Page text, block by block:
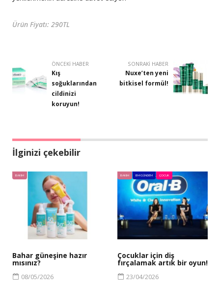
Ürün Fiyatı: 290TL
ÖNCEKI HABER
Kış
soğuklarından
cildinizi
koruyun!
SONRAKI HABER
Nuxe’ten yeni
bitkisel formül!
İlginizi çekebilir
BAKIM
Bahar güneşine hazır
mısınız?
08/05/2026
BAKIM BM GÜNDEM ÇOCUK
Çocuklar için diş
fırçalamak artık bir oyun!
23/04/2026